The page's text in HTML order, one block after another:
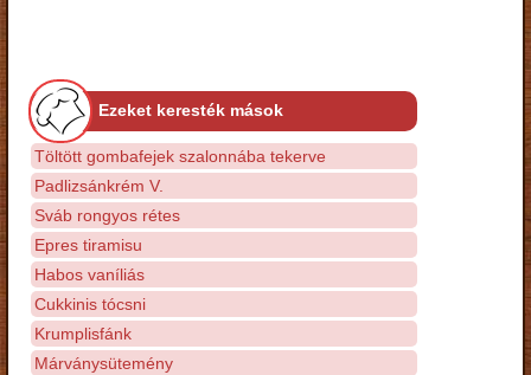
Ezeket keresték mások
Töltött gombafejek szalonnába tekerve
Padlizsánkrém V.
Sváb rongyos rétes
Epres tiramisu
Habos vaníliás
Cukkinis tócsni
Krumplisfánk
Márványsütemény